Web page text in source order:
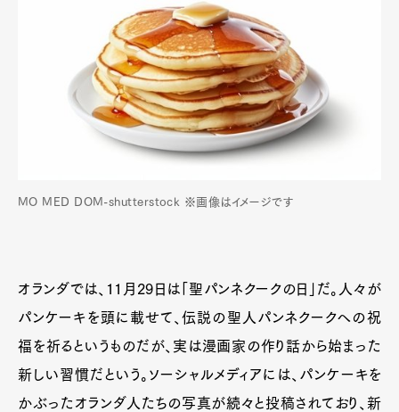
MO MED DOM-shutterstock ※画像はイメージです
オランダでは、11月29日は「聖パンネクークの日」だ。人々が
パンケーキを頭に載せて、伝説の聖人パンネクークへの祝
福を祈るというものだが、実は漫画家の作り話から始まった
新しい習慣だという。ソーシャルメディアには、パンケーキを
かぶったオランダ人たちの写真が続々と投稿されており、新